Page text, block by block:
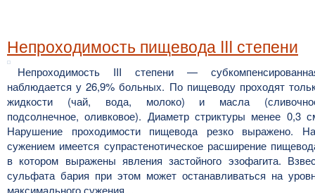
Непроходимость пищевода III степени
Непроходимость III степени —
наблюдается у 26,9% больных. По пищеводу проходят
жидкости (чай, вода, молоко) и масла
подсолнечное, оливковое). Диаметр стриктуры менее 0,3
Нарушение проходимости пищевода резко выражено.
сужением имеется супрастенотическое расширение
в котором выражены явления застойного эзофагита.
сульфата бария при этом может останавливаться на
максимального сужения,…